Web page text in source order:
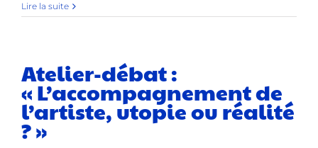
Lire la suite
Atelier-débat :
« L’accompagnement de
l’artiste, utopie ou réalité
? »